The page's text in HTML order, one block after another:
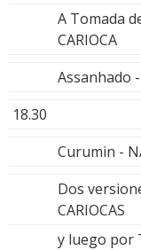
A Tomada
CARIOCA
Assanhado
18.30
Curumin -
Dos
CARIOCAS
y luego por